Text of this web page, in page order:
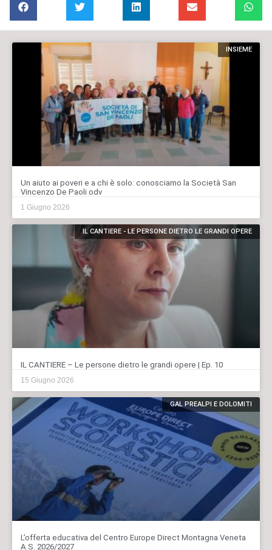
INSIEME
Un aiuto ai poveri e a chi è solo: conosciamo la Società San
Vincenzo De Paoli odv
1 Giugno 2026
IL CANTIERE - LE PERSONE DIETRO LE GRANDI OPERE
IL CANTIERE – Le persone dietro le grandi opere | Ep. 10
15 Giugno 2026
GAL PREALPI E DOLOMITI
L’offerta educativa del Centro Europe Direct Montagna Veneta
A.S. 2026/2027